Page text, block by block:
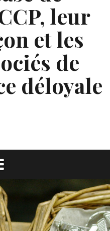
leur
et les
de
déloyale